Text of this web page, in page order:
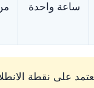
ساعة واحدة من 45 إلى
على نقطة